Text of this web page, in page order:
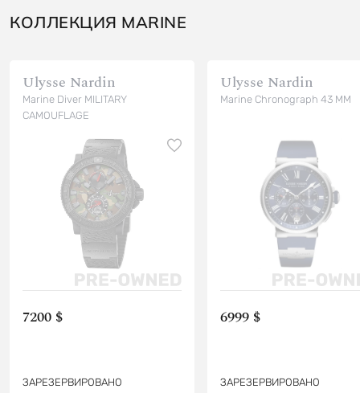
КОЛЛЕКЦИЯ MARINE
Ulysse Nardin
Marine Diver MILITARY
CAMOUFLAGE
7200 $
ЗАРЕЗЕРВИРОВАНО
Ulysse Nardin
Marine Chronograph 43 MM
6999 $
ЗАРЕЗЕРВИРОВАНО